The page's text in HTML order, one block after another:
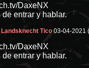
DaxeNX
entrar y hablar.
Landsknecht Tico 03-04-2021
DaxeNX
entrar y hablar.